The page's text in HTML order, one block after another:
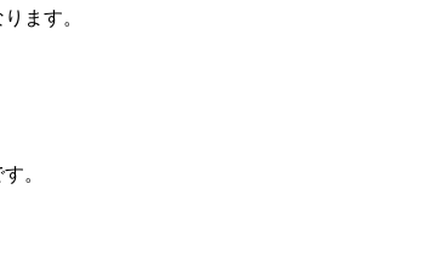
ます。
。